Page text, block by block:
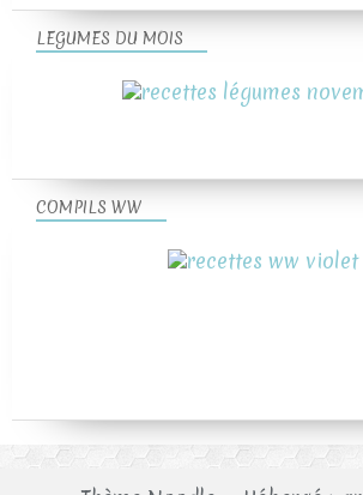
LEGUMES DU MOIS
COMPILS WW